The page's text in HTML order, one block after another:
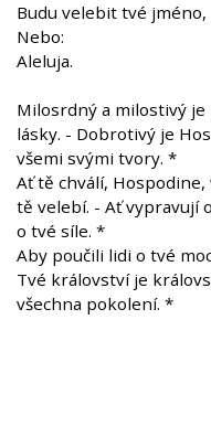
Budu velebit tvé jméno,
Nebo:
Aleluja.
Milosrdný a milostivý
lásky. - Dobrotivý je
všemi svými tvory. *
Ať tě chválí,
tě velebí. - Ať vypravují
o tvé síle. *
Aby poučili lidi o tvé
Tvé království je
všechna pokolení. *